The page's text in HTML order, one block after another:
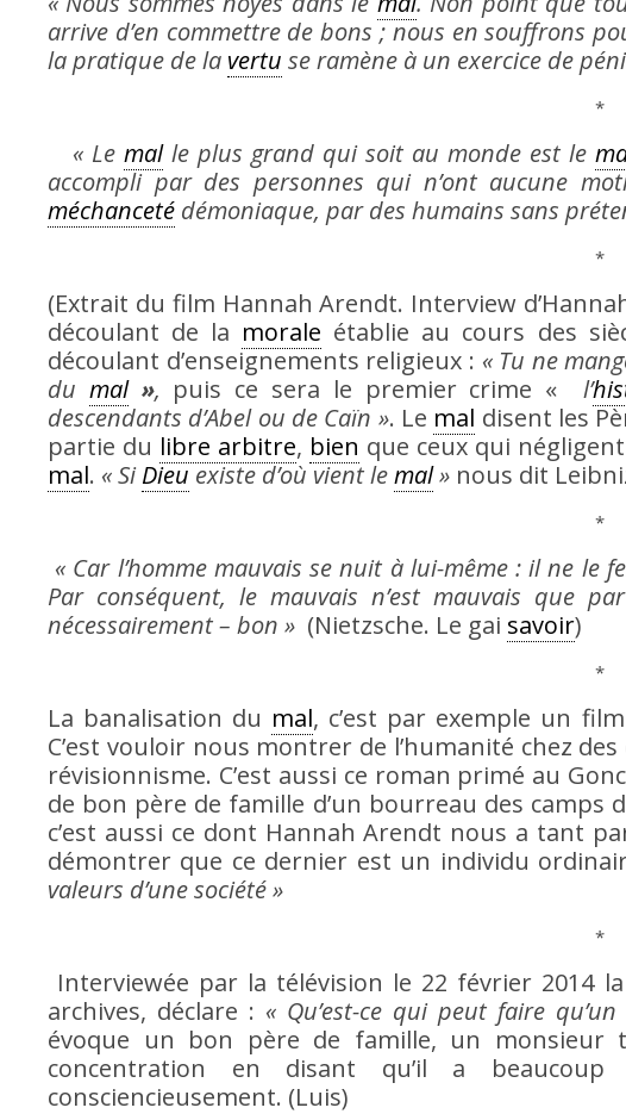
arrive d’en commettre de bons ; nous en souffrons
la pratique de la vertu se ramène à un exercice de
*
« Le malle plus grand qui soit au monde est le
accompli par des personnes qui n’ont aucune
méchanceté démoniaque, par des humains sans
*
(Extrait du film Hannah Arendt. Interview
découlant de la morale établie au cours des
découlant d’enseignements religieux : « Tu ne
du mal», puis ce sera le premier crime « l’
descendants d’Abel ou de Caïn ». Le mal disent les
partie du libre arbitre, bien que ceux qui
mal. « SiDieu existe d’où vient lemal» nous dit
*
« Car l’homme mauvais se nuit à lui-même : il ne le
Par conséquent, le mauvais n’est mauvais
nécessairement – bon » (Nietzsche. Le gai savoir)
*
La banalisation du mal, c’est par exemple un
C’est vouloir nous montrer de l’humanité chez
révisionnisme. C’est aussi ce roman primé au
de bon père de famille d’un bourreau des
c’est aussi ce dont Hannah Arendt nous a tant
démontrer que ce dernier est un individu
valeurs d’une société »
*
Interviewée par la télévision le 22 février 2014
archives, déclare : « Qu’est-ce qui peut faire
évoque un bon père de famille, un monsieur
concentration en disant qu’il a
consciencieusement. (Luis)